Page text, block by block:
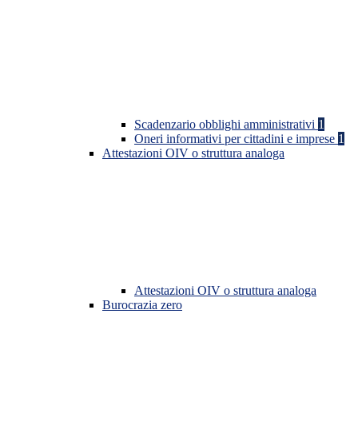
Scadenzario obblighi amministrativi 1
Oneri informativi per cittadini e imprese 1
Attestazioni OIV o struttura analoga
Attestazioni OIV o struttura analoga
Burocrazia zero